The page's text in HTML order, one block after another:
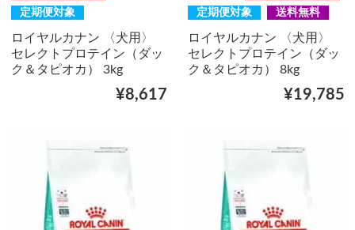
定期便対象
ロイヤルカナン 〈犬用〉
セレクトプロテイン（ダッ
ク＆タピオカ） 3kg
¥8,617
定期便対象
送料無料
ロイヤルカナン 〈犬用〉
セレクトプロテイン（ダッ
ク＆タピオカ） 8kg
¥19,785